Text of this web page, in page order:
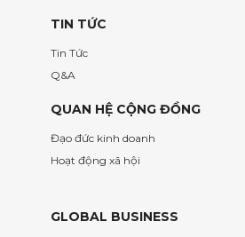
TIN TỨC
Tin Tức
Q&A
QUAN HỆ CỘNG ĐỒNG
Đạo đức kinh doanh
Hoạt động xã hội
GLOBAL BUSINESS